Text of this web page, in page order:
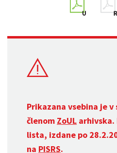
Prikazana vsebina je v
členom ZoUL arhivska.
lista, izdane po
na PISRS.